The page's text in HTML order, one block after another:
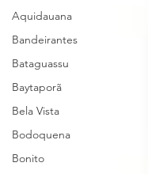
Aquidauana
Bandeirantes
Bataguassu
Baytaporã
Bela Vista
Bodoquena
Bonito